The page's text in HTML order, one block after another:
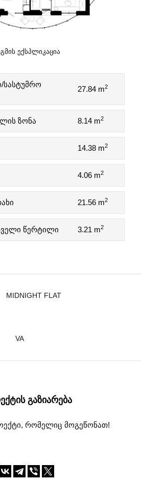
ᲔᲥᲡᲞᲚᲘᲙᲐᲪᲘᲐ
სასტუმრო
27.84 m2
ზონა 8.14 m2
14.38 m2
4.06 m2
21.56 m2
წერტილი 3.21 m2
MIDNIGHT FLAT
VA
ᲒᲐᲖᲘᲐᲠᲔᲑᲐ
რომელიც მოგეწონათ!